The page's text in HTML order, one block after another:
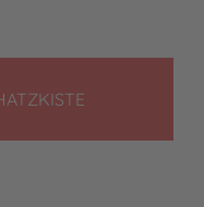
LEGEN